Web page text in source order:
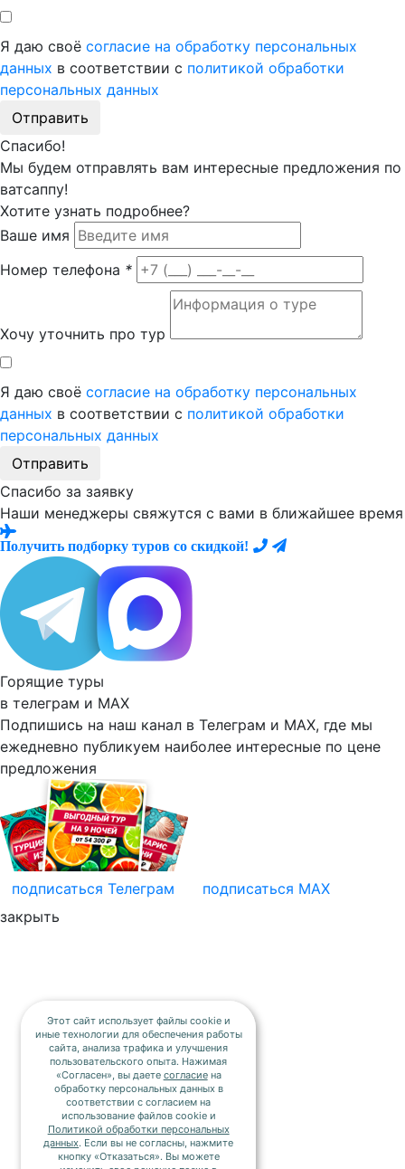
Этот сайт использует файлы cookie и
иные технологии для обеспечения работы
сайта, анализа трафика и улучшения
пользовательского опыта. Нажимая
«Согласен», вы даете согласиена
обработку персональных данных в
соответствии с согласием на
использование файлов cookie и
Политикой обработки персональных
данных. Если вы не согласны, нажмите
кнопку «Отказаться». Вы можете
Я даю своё согласие на обработку персональных
данных в соответствии с политикой обработки
персональных данных
Отправить
Спасибо!
Мы будем отправлять вам интересные предложения по
ватсаппу!
Хотите узнать подробнее?
Ваше имя
Номер телефона *
Хочу уточнить про тур
Я даю своё согласие на обработку персональных
данных в соответствии с политикой обработки
персональных данных
Отправить
Спасибо за заявку
Наши менеджеры свяжутся с вами в ближайшее время
Получить подборку туров со скидкой!
Горящие туры
в телеграм и MAX
Подпишись на наш канал в Телеграм и MAX, где мы
ежедневно публикуем наиболее интересные по цене
предложения
подписаться Телеграм подписаться MAX
закрыть